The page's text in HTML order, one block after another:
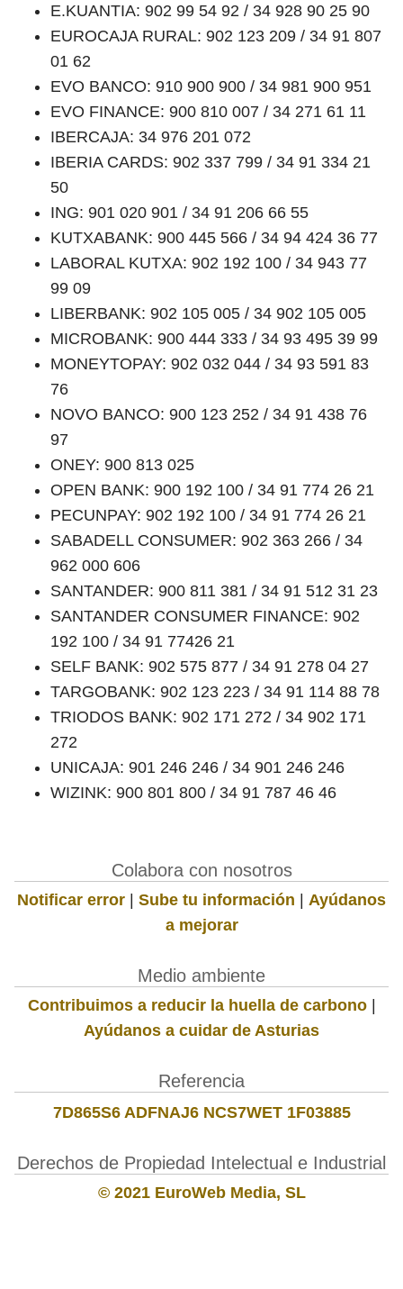
E.KUANTIA: 902 99 54 92 / 34 928 90 25 90
EUROCAJA RURAL: 902 123 209 / 34 91 807
01 62
EVO BANCO: 910 900 900 / 34 981 900 951
EVO FINANCE: 900 810 007 / 34 271 61 11
IBERCAJA: 34 976 201 072
IBERIA CARDS: 902 337 799 / 34 91 334 21
50
ING: 901 020 901 / 34 91 206 66 55
KUTXABANK: 900 445 566 / 34 94 424 36 77
LABORAL KUTXA: 902 192 100 / 34 943 77
99 09
LIBERBANK: 902 105 005 / 34 902 105 005
MICROBANK: 900 444 333 / 34 93 495 39 99
MONEYTOPAY: 902 032 044 / 34 93 591 83
76
NOVO BANCO: 900 123 252 / 34 91 438 76
97
ONEY: 900 813 025
OPEN BANK: 900 192 100 / 34 91 774 26 21
PECUNPAY: 902 192 100 / 34 91 774 26 21
SABADELL CONSUMER: 902 363 266 / 34
962 000 606
SANTANDER: 900 811 381 / 34 91 512 31 23
SANTANDER CONSUMER FINANCE: 902
192 100 / 34 91 77426 21
SELF BANK: 902 575 877 / 34 91 278 04 27
TARGOBANK: 902 123 223 / 34 91 114 88 78
TRIODOS BANK: 902 171 272 / 34 902 171
272
UNICAJA: 901 246 246 / 34 901 246 246
WIZINK: 900 801 800 / 34 91 787 46 46
Colabora con nosotros
Notificar error | Sube tu información | Ayúdanos
a mejorar
Medio ambiente
Contribuimos a reducir la huella de carbono|
Ayúdanos a cuidar de Asturias
Referencia
7D865S6 ADFNAJ6 NCS7WET 1F03885
Derechos de Propiedad Intelectual e Industrial
© 2021 EuroWeb Media, SL